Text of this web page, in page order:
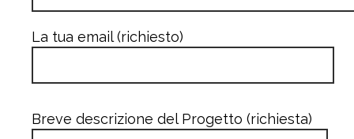
La tua email (richiesto)
Breve descrizione del Progetto (richiesta)